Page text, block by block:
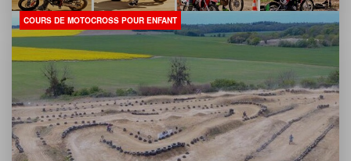
COURS DE MOTOCROSS POUR ENFANT